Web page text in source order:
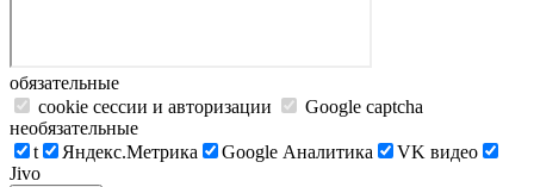
обязательные
cookie сессии и авторизации
Google captcha
необязательные
t
Яндекс.Метрика Google Аналитика
VK видео
Jivo